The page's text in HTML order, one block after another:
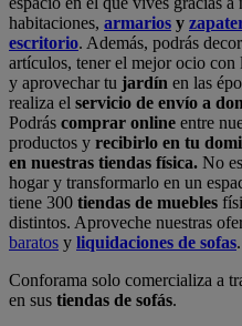
habitaciones, armarios y
escritorio. Además, podrás
artículos, tener el mejor ocio con
y aprovechar tu jardín en las
realiza el servicio de envío a
Podrás comprar online entre
productos y recibirlo en tu
en nuestras tiendas física. No
hogar y transformarlo en un
tiene 300 tiendas de muebles
distintos. Aproveche nuestras
baratos y liquidaciones de sofas.
Conforama solo comercializa a
en sus tiendas de sofás.